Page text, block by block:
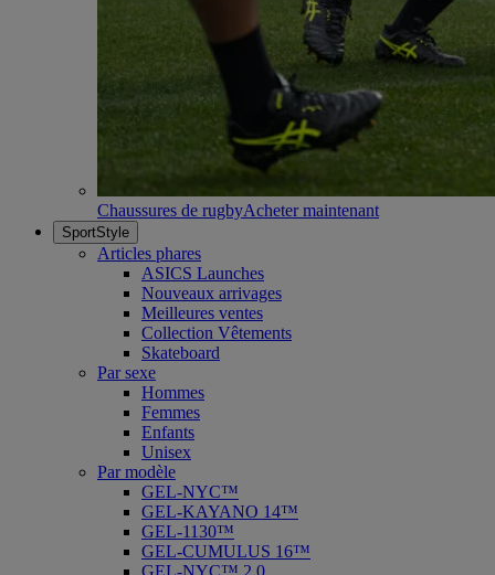
Chaussures de rugbyAcheter maintenant
SportStyle
Articles phares
ASICS Launches
Nouveaux arrivages
Meilleures ventes
Collection Vêtements
Skateboard
Par sexe
Hommes
Femmes
Enfants
Unisex
Par modèle
GEL-NYC™
GEL-KAYANO 14™
GEL-1130™
GEL-CUMULUS 16™
GEL-NYC™ 2.0